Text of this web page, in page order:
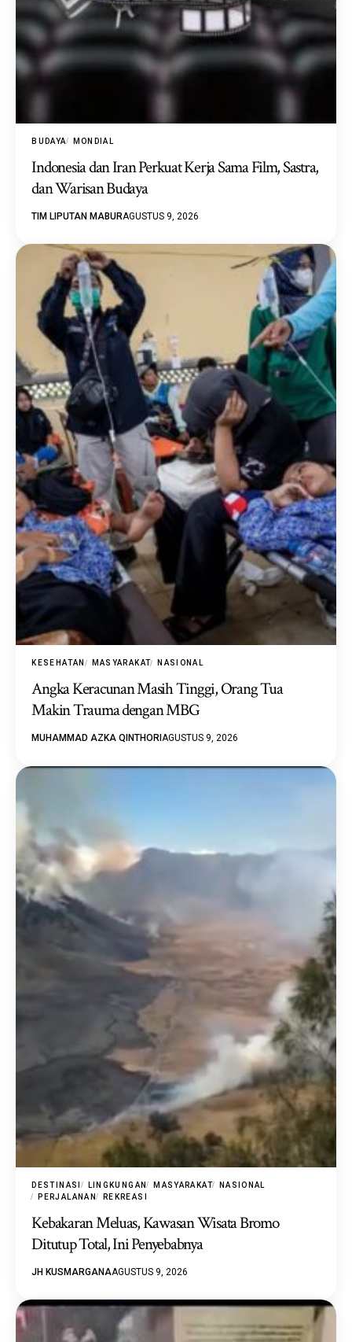
BUDAYA MONDIAL
Indonesia dan Iran Perkuat Kerja Sama Film, Sastra,
dan Warisan Budaya
TIM LIPUTAN MABURAGUSTUS 9, 2026
KESEHATAN MASYARAKAT NASIONAL
Angka Keracunan Masih Tinggi, Orang Tua
Makin Trauma dengan MBG
MUHAMMAD AZKA QINTHORIAGUSTUS 9, 2026
DESTINASI LINGKUNGAN MASYARAKAT
NASIONAL
PERJALANAN
REKREASI
Kebakaran Meluas, Kawasan Wisata Bromo
Ditutup Total, Ini Penyebabnya
JH KUSMARGANAAGUSTUS 9, 2026